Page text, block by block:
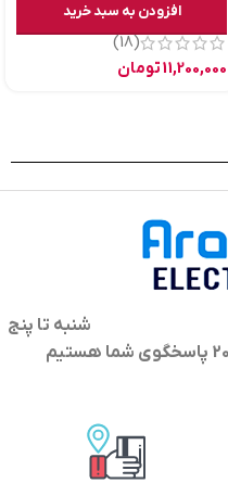
افزودن به سبد خرید
(18)
11,200,000تومان
شنبه تا پنج